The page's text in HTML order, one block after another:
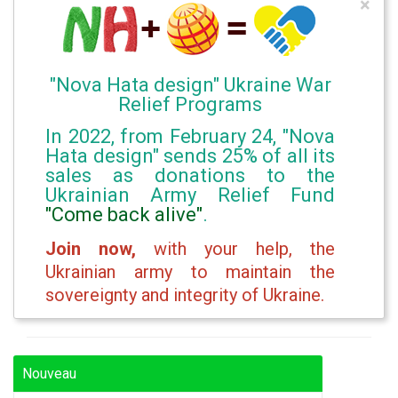
"Nova Hata design" Ukraine War
Relief Programs
In 2022, from February 24, "Nova
Hata design" sends 25% of all its
sales as donations to the
Ukrainian Army Relief Fund
"Come back alive".
Join now, with your help, the
Ukrainian army to maintain the
sovereignty and integrity of Ukraine.
×
Nouveau